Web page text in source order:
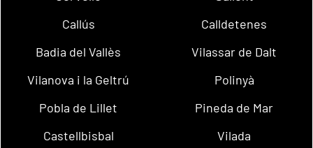
Callús
Calldetenes
Badia del Vallès
Vilassar de Dalt
Vilanova i la Geltrú
Polinyà
Pobla de Lillet
Pineda de Mar
Castellbisbal
Vilada